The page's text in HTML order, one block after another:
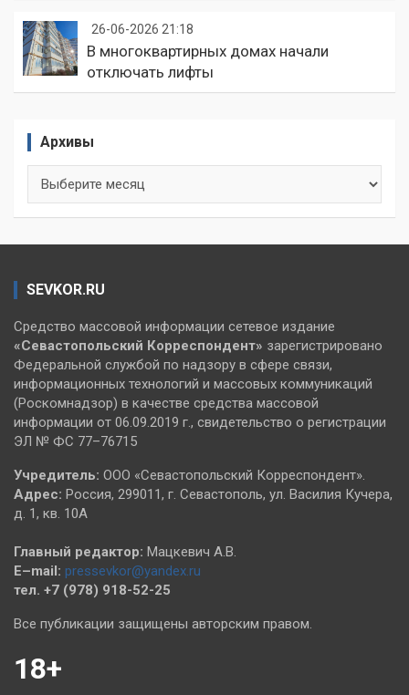
26-06-2026 21:18
В многоквартирных домах начали
отключать лифты
Архивы
SEVKOR.RU
Средство массовой информации сетевое издание
«Севастопольский Корреспондент» зарегистрировано
Федеральной службой по надзору в сфере связи,
информационных технологий и массовых коммуникаций
(Роскомнадзор) в качестве средства массовой
информации от 06.09.2019 г., свидетельство о регистрации
ЭЛ № ФС 77–76715
Учредитель: ООО «Севастопольский Корреспондент».
Адрес: Россия, 299011, г. Севастополь, ул. Василия Кучера,
д. 1, кв. 10А
Главный редактор: Мацкевич А.В.
E–mail: pressevkor@yandex.ru
тел. +7 (978) 918-52-25
Все публикации защищены авторским правом.
18+